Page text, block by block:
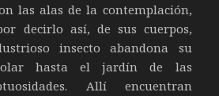
las alas de la contemplación,
decirlo así, de sus cuerpos,
insecto abandona su
hasta el jardín de las
Allí encuentran